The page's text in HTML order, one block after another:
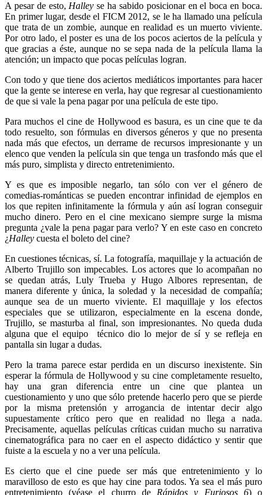
A pesar de esto, Halley se ha sabido posicionar en el boca en boca.
En primer lugar, desde el FICM 2012, se le ha llamado una película
que trata de un zombie, aunque en realidad es un muerto viviente.
Por otro lado, el poster es una de los pocos aciertos de la película y
que gracias a éste, aunque no se sepa nada de la película llama la
atención; un impacto que pocas películas logran.
Con todo y que tiene dos aciertos mediáticos importantes para hacer
que la gente se interese en verla, hay que regresar al cuestionamiento
de que si vale la pena pagar por una película de este tipo.
Para muchos el cine de Hollywood es basura, es un cine que te da
todo resuelto, son fórmulas en diversos géneros y que no presenta
nada más que efectos, un derrame de recursos impresionante y un
elenco que venden la película sin que tenga un trasfondo más que el
más puro, simplista y directo entretenimiento.
Y es que es imposible negarlo, tan sólo con ver el género de
comedias-románticas se pueden encontrar infinidad de ejemplos en
los que repiten infinitamente la fórmula y aún así logran conseguir
mucho dinero. Pero en el cine mexicano siempre surge la misma
pregunta ¿vale la pena pagar para verlo? Y en este caso en concreto
¿Halley cuesta el boleto del cine?
En cuestiones técnicas, sí. La fotografía, maquillaje y la actuación de
Alberto Trujillo son impecables. Los actores que lo acompañan no
se quedan atrás, Luly Trueba y Hugo Albores representan, de
manera diferente y única, la soledad y la necesidad de compañía;
aunque sea de un muerto viviente. El maquillaje y los efectos
especiales que se utilizaron, especialmente en la escena donde,
Trujillo, se masturba al final, son impresionantes. No queda duda
alguna que el equipo técnico dio lo mejor de sí y se refleja en
pantalla sin lugar a dudas.
Pero la trama parece estar perdida en un discurso inexistente. Sin
esperar la fórmula de Hollywood y su cine completamente resuelto,
hay una gran diferencia entre un cine que plantea un
cuestionamiento y uno que sólo pretende hacerlo pero que se pierde
por la misma pretensión y arrogancia de intentar decir algo
supuestamente crítico pero que en realidad no llega a nada.
Precisamente, aquellas películas críticas cuidan mucho su narrativa
cinematográfica para no caer en el aspecto didáctico y sentir que
fuiste a la escuela y no a ver una película.
Es cierto que el cine puede ser más que entretenimiento y lo
maravilloso de esto es que hay cine para todos. Ya sea el más puro
entretenimiento (véase el churro de Rápidos y Furiosos 6) o